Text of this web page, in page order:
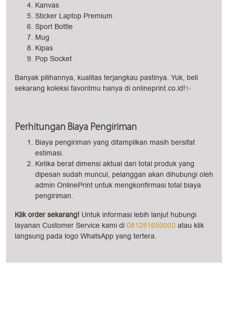
Kanvas
Sticker Laptop Premium
Sport Bottle
Mug
Kipas
Pop Socket
Banyak pilihannya, kualitas terjangkau pastinya. Yuk, beli
sekarang koleksi favoritmu hanya di onlineprint.co.id!✨
Perhitungan Biaya Pengiriman
Biaya pengiriman yang ditampilkan masih bersifat
estimasi.
Ketika berat dimensi aktual dari total produk yang
dipesan sudah muncul, pelanggan akan dihubungi oleh
admin OnlinePrint untuk mengkonfirmasi total biaya
pengiriman.
Klik order sekarang! Untuk informasi lebih lanjut hubungi
layanan Customer Service kami di 081281650000 atau klik
langsung pada logo WhatsApp yang tertera.